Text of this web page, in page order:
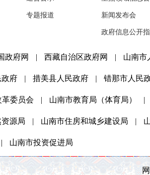
专题报道 新闻发布会
政府信息公开
政府网 | 西藏自治区政府网 | 山南市
府 | 措美县人民政府 | 错那市人民
委员会 | 山南市教育局（体育局） |
源局 | 山南市住房和城乡建设局 |
| 山南市投资促进局